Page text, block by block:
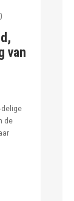
van
delige
de